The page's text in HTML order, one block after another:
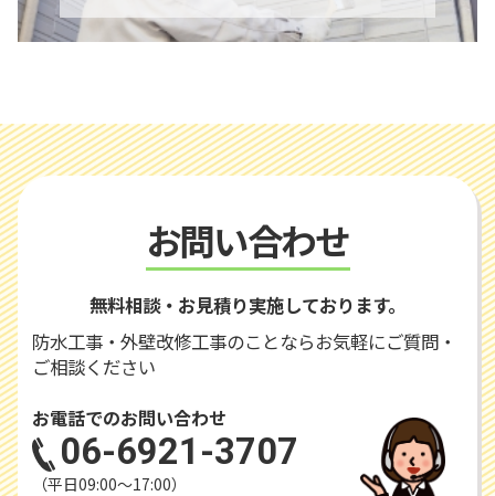
お問い合わせ
無料相談・お見積り実施しております。
防水工事・外壁改修工事のことならお気軽にご質問・
ご相談ください
お電話でのお問い合わせ
06-6921-3707
（平日09:00〜17:00）